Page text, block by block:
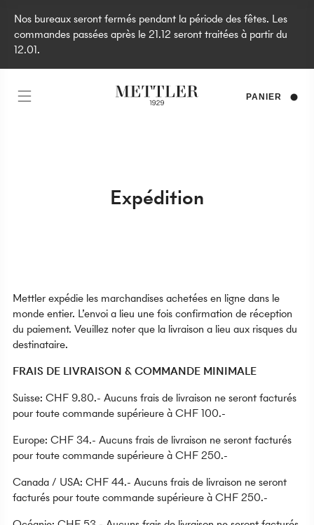
Nos bureaux seront fermés pendant la période des fêtes. Les
commandes passées après le 21.12 seront traitées à partir du
12.01.
PANIER
Expédition
Mettler expédie les marchandises achetées en ligne dans le
monde entier. L’envoi a lieu une fois confirmation de réception
du paiement. Veuillez noter que la livraison a lieu aux risques du
destinataire.
FRAIS DE LIVRAISON & COMMANDE MINIMALE
Suisse: CHF 9.80.- Aucuns frais de livraison ne seront facturés
pour toute commande supérieure à CHF 100.-
Europe: CHF 34.- Aucuns frais de livraison ne seront facturés
pour toute commande supérieure à CHF 250.-
Canada / USA: CHF 44.- Aucuns frais de livraison ne seront
facturés pour toute commande supérieure à CHF 250.-